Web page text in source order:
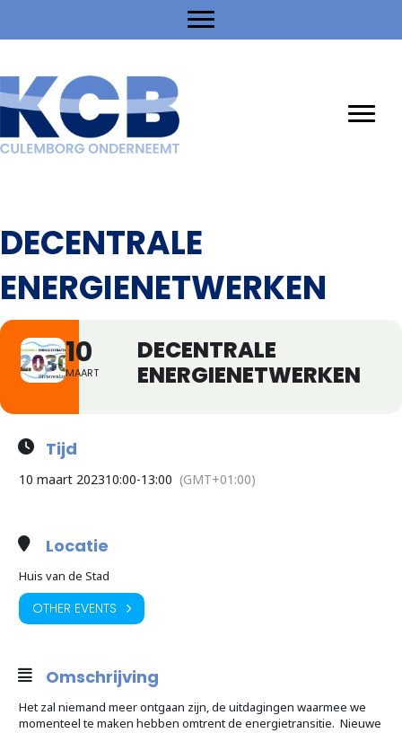
DECENTRALE
ENERGIENETWERKEN
10
MAART
DECENTRALE
ENERGIENETWERKEN
Tijd
10 maart 202310:00-13:00 (GMT+01:00)
Locatie
Huis van de Stad
OTHER EVENTS
Omschrijving
Het zal niemand meer ontgaan zijn, de uitdagingen waarmee we
momenteel te maken hebben omtrent de energietransitie. Nieuwe